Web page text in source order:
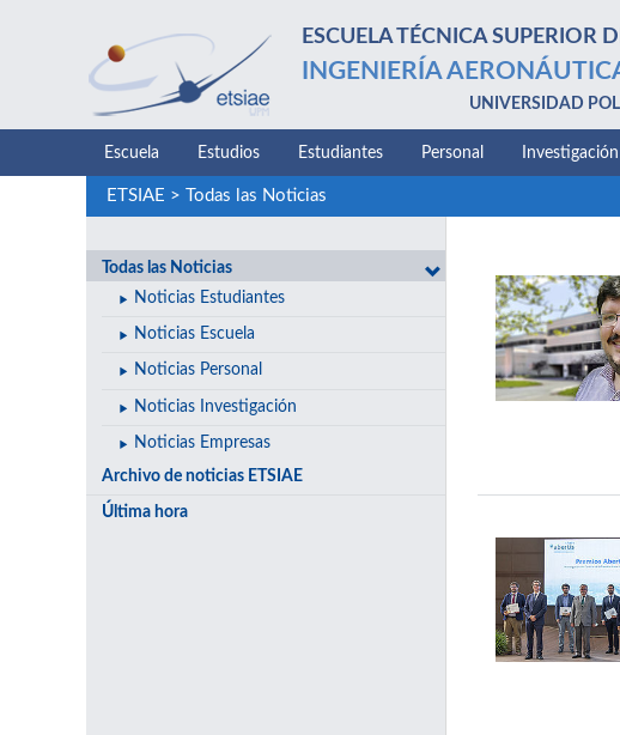
ESCUELA TÉCNICA SUPERIOR
INGENIERÍA
UNIVERSIDAD
Escuela Estudios Estudiantes Personal Investigación
ETSIAE > Todas las Noticias
Todas las Noticias
Noticias Estudiantes
Noticias Escuela
Noticias Personal
Noticias Investigación
Noticias Empresas
Archivo de noticias ETSIAE
Última hora